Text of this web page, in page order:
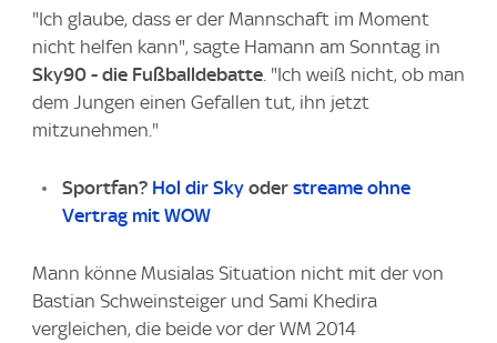
"Ich glaube, dass er der Mannschaft im Moment
nicht helfen kann", sagte Hamann am Sonntag in
Sky90 - die Fußballdebatte. "Ich weiß nicht, ob man
dem Jungen einen Gefallen tut, ihn jetzt
mitzunehmen."
Sportfan? Hol dir Sky oder streame ohne
Vertrag mit WOW
Mann könne Musialas Situation nicht mit der von
Bastian Schweinsteiger und Sami Khedira
vergleichen, die beide vor der WM 2014